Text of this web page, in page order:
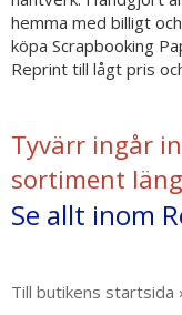
hemma med billigt
köpa Scrapbooking
Reprint till lågt pris
Tyvärr ingår
sortiment
Se allt inom
Till butikens startsida